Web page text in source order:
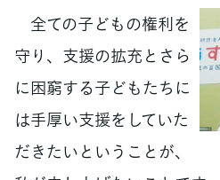
全ての子どもの権利を
守り、支援の拡充とさら
に困窮する子どもたちに
は手厚い支援をしていた
だきたいということが、